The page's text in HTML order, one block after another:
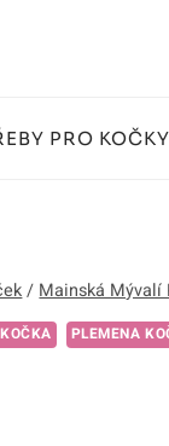
PRO KOČKY
/ Mainská Mývalí
PLEMENA